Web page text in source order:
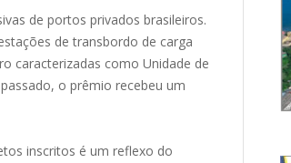
de portos privados brasileiros.
de transbordo de carga
caracterizadas como Unidade de
o prêmio recebeu um
inscritos é um reflexo do